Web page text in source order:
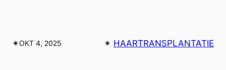
✴︎OKT 4, 2025 ✴︎ HAARTRANSPLANTATIE